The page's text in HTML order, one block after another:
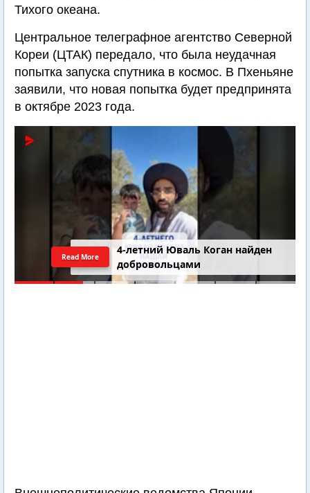
Тихого океана.
Центральное телеграфное агентство Северной
Кореи (ЦТАК) передало, что была неудачная
попытка запуска спутника в космос. В Пхеньяне
заявили, что новая попытка будет предпринята
в октябре 2023 года.
4-летний Юваль Коган найден
добровольцами
Read More